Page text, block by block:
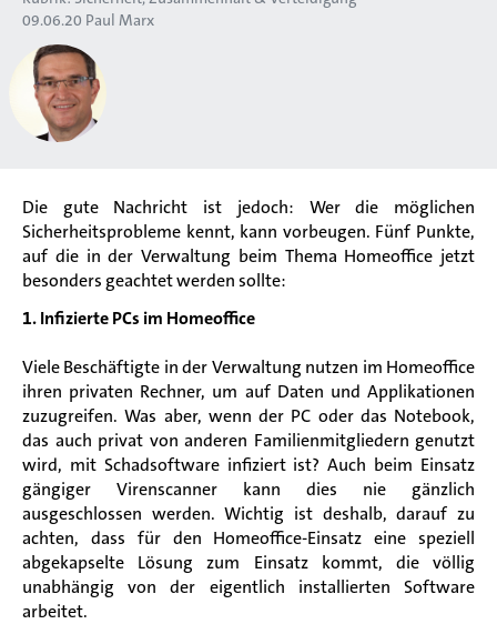
09.06.20 Paul Marx
Die gute Nachricht ist jedoch: Wer die möglichen
Sicherheitsprobleme kennt, kann vorbeugen. Fünf Punkte,
auf die in der Verwaltung beim Thema Homeoffice jetzt
besonders geachtet werden sollte:
1. Infizierte PCs im Homeoffice
Viele Beschäftigte in der Verwaltung nutzen im Homeoffice
ihren privaten Rechner, um auf Daten und Applikationen
zuzugreifen. Was aber, wenn der PC oder das Notebook,
das auch privat von anderen Familienmitgliedern genutzt
wird, mit Schadsoftware infiziert ist? Auch beim Einsatz
gängiger Virenscanner kann dies nie gänzlich
ausgeschlossen werden. Wichtig ist deshalb, darauf zu
achten, dass für den Homeoffice-Einsatz eine speziell
abgekapselte Lösung zum Einsatz kommt, die völlig
unabhängig von der eigentlich installierten Software
arbeitet.